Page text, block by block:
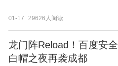
01-17 29626人阅读
龙门阵Reload！百度安全
白帽之夜再袭成都